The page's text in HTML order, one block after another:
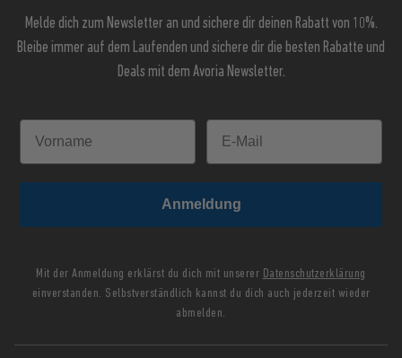
Melde dich zum Newsletter an und sichere dir deinen Rabatt von 10%.
Bleibe immer auf dem Laufenden und sichere dir die besten Rabatte und
Deals mit dem Avoria Newsletter.
Anmeldung
Mit der Anmeldung erklärst du dich mit unserer Datenschutzerklärung
einverstanden. Selbstverständlich kannst du dich auch jederzeit wieder
abmelden.